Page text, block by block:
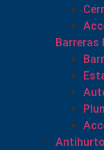
Barreras
Antihurto